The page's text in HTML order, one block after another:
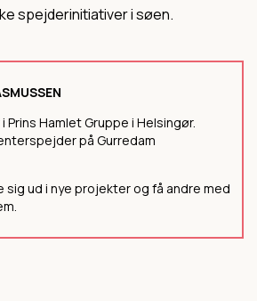
spejderinitiativer i søen.
Hamlet Gruppe i Helsingør.
på Gurredam
sig ud i nye projekter og få andre med